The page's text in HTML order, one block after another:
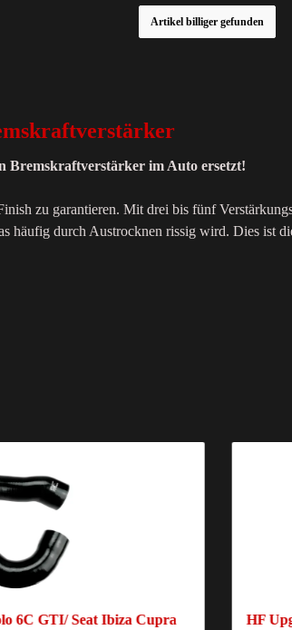
Artikel billiger gefunden
Bremskraftverstärker im Auto ersetzt!
zu garantieren. Mit drei bis fünf
durch Austrocknen rissig wird. Dies ist
6C GTI/ Seat Ibiza Cupra
HF